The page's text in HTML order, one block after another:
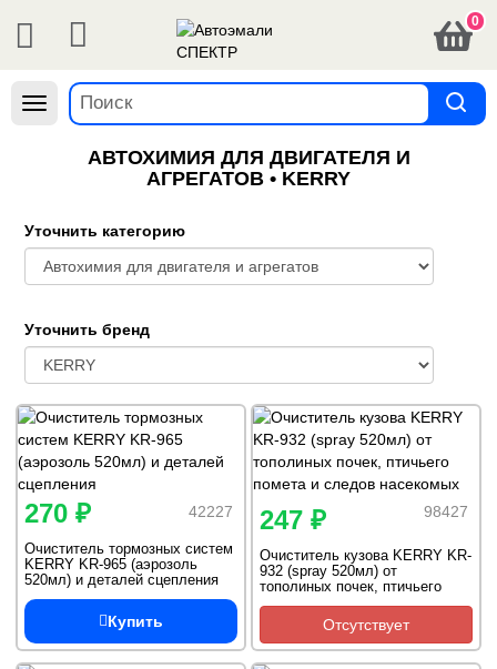
0
Навигация
АВТОХИМИЯ ДЛЯ ДВИГАТЕЛЯ И
АГРЕГАТОВ • KERRY
Уточнить категорию
Уточнить бренд
42227
270 ₽
Очиститель тормозных систем
KERRY KR-965 (аэрозоль
520мл) и деталей сцепления
Купить
98427
247 ₽
Очиститель кузова KERRY KR-
932 (spray 520мл) от
тополиных почек, птичьего
помета и следов насекомых
Отсутствует